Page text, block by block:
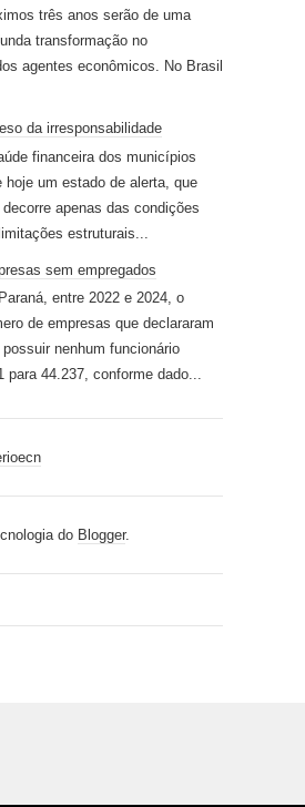
três anos serão de uma
transformação no
agentes econômicos. No Brasil
da irresponsabilidade
financeira dos municípios
hoje um estado de alerta, que
decorre apenas das condições
estruturais...
sem empregados
entre 2022 e 2024, o
de empresas que declararam
possuir nenhum funcionário
para 44.237, conforme dado...
do Blogger.